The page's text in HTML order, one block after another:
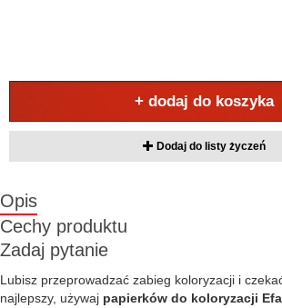
+ dodaj do koszyka
Dodaj do listy życzeń
Opis
Cechy produktu
Zadaj pytanie
Lubisz przeprowadzać zabieg koloryzacji i
najlepszy, używaj papierków do koloryzacji